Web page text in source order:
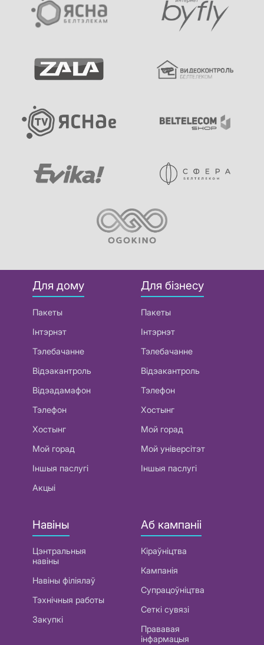
Для дому
Пакеты
Інтэрнэт
Тэлебачанне
Відэакантроль
Відэадамафон
Тэлефон
Хостынг
Мой горад
Іншыя паслугі
Акцыі
Для бізнесу
Пакеты
Інтэрнэт
Тэлебачанне
Відэакантроль
Тэлефон
Хостынг
Мой горад
Мой універсітэт
Іншыя паслугі
Навіны
Цэнтральныя
навіны
Навіны філіялаў
Тэхнічныя работы
Закупкі
Аб кампаніі
Кіраўніцтва
Кампанія
Супрацоўніцтва
Сеткі сувязі
Прававая
інфармацыя